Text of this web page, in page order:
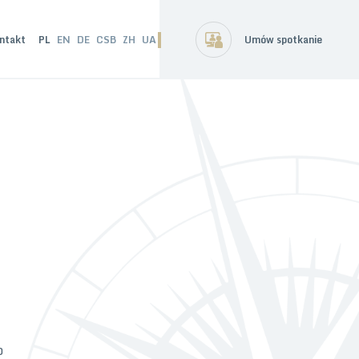
PL EN DE CSB ZH UA Umów spotkanie